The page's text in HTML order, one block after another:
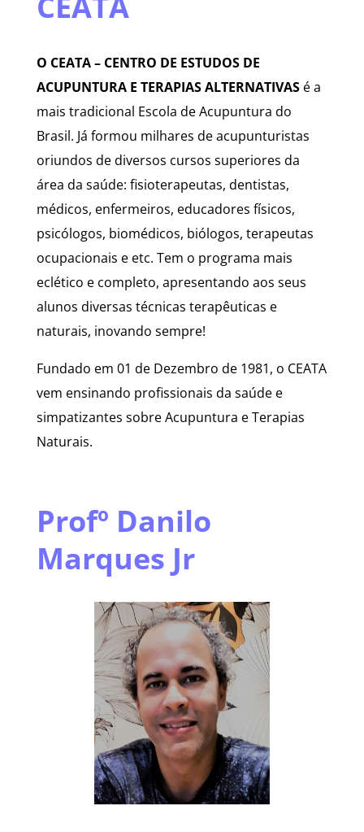
O CEATA – CENTRO DE ESTUDOS DE
ACUPUNTURA E TERAPIAS ALTERNATIVASé a
mais tradicional Escola de Acupuntura do
Brasil. Já formou milhares de acupunturistas
oriundos de diversos cursos superiores da
área da saúde: fisioterapeutas, dentistas,
médicos, enfermeiros, educadores físicos,
psicólogos, biomédicos, biólogos, terapeutas
ocupacionais e etc. Tem o programa mais
eclético e completo, apresentando aos seus
alunos diversas técnicas terapêuticas e
naturais, inovando sempre!
Fundado em 01 de Dezembro de 1981, o CEATA
vem ensinando profissionais da saúde e
simpatizantes sobre Acupuntura e Terapias
Naturais.
Profº Danilo
Marques Jr